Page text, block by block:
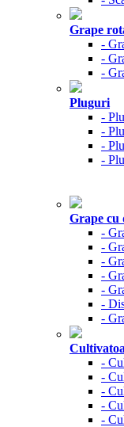
Grape
-
-
-
Pluguri
-
-
-
-
Grape cu
-
-
-
-
-
-
-
-
-
-
-
-